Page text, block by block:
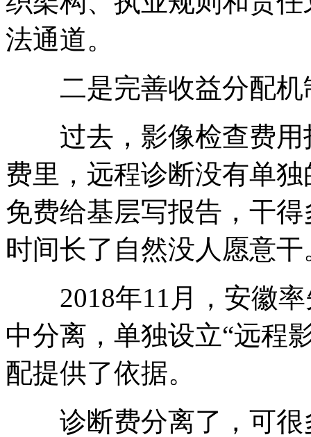
法通道。
二是完善收益分配机
过去，影像检查费用
费里，远程诊断没有单
免费给基层写报告，干
时间长了自然没人愿意干
2018年11月，安徽率
中分离，单独设立“远程
配提供了依据。
诊断费分离了，可很